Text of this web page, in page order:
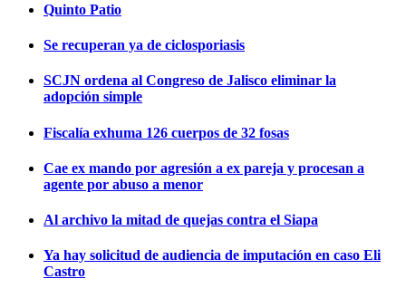
Quinto Patio
Se recuperan ya de ciclosporiasis
SCJN ordena al Congreso de Jalisco eliminar la
adopción simple
Fiscalía exhuma 126 cuerpos de 32 fosas
Cae ex mando por agresión a ex pareja y procesan a
agente por abuso a menor
Al archivo la mitad de quejas contra el Siapa
Ya hay solicitud de audiencia de imputación en caso Eli
Castro